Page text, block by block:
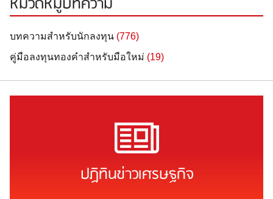
บทความสำหรับนักลงทุน (776)
คู่มือลงทุนทองคำสำหรับมือใหม่ (19)
ปฏิทินข่าวเศรษฐกิจ